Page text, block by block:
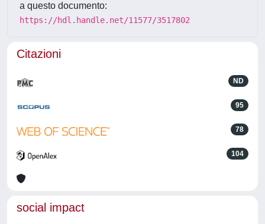
a questo documento:
https://hdl.handle.net/11577/3517802
Citazioni
ND
95
78
104
social impact